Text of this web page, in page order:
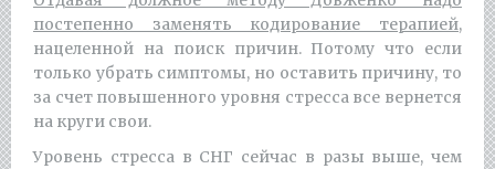
постепенно заменять кодирование терапией,
нацеленной на поиск причин. Потому что если
только убрать симптомы, но оставить причину, то
за счет повышенного уровня стресса все вернется
на круги свои.
Уровень стресса в СНГ сейчас в разы выше, чем